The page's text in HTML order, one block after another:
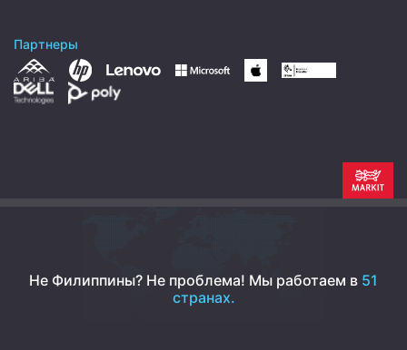
Партнеры
Не Филиппины? Не проблема! Мы работаем в 51
странах.